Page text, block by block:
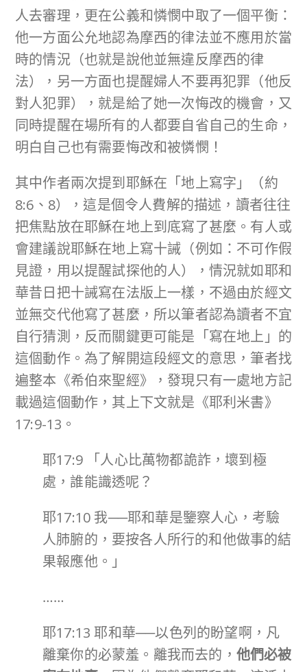
人去審理，更在公義和憐憫中取了一個平衡：
他一方面公允地認為摩西的律法並不應用於當
時的情況（也就是說他並無違反摩西的律
法），另一方面也提醒婦人不要再犯罪（他反
對人犯罪），就是給了她一次悔改的機會，又
同時提醒在場所有的人都要自省自己的生命，
明白自己也有需要悔改和被憐憫！
其中作者兩次提到耶穌在「地上寫字」（約
8:6、8），這是個令人費解的描述，讀者往往
把焦點放在耶穌在地上到底寫了甚麼。有人或
會建議說耶穌在地上寫十誡（例如：不可作假
見證，用以提醒試探他的人），情況就如耶和
華昔日把十誡寫在法版上一樣，不過由於經文
並無交代他寫了甚麼，所以筆者認為讀者不宜
自行猜測，反而關鍵更可能是「寫在地上」的
這個動作。為了解開這段經文的意思，筆者找
遍整本《希伯來聖經》，發現只有一處地方記
載過這個動作，其上下文就是《耶利米書》
17:9-13。
耶17:9 「人心比萬物都詭詐，壞到極
處，誰能識透呢？
耶17:10 我──耶和華是鑒察人心，考驗
人肺腑的，要按各人所行的和他做事的結
果報應他。」
……
耶17:13 耶和華──以色列的盼望啊，凡
離棄你的必蒙羞。離我而去的， 他們必被